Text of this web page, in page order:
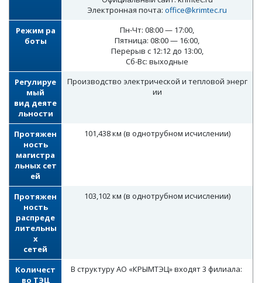
Электронная почта: office@krimtec.ru
Режим ра
боты
Пн-Чт: 08:00 — 17:00,
Пятница: 08:00 — 16:00,
Перерыв с 12:12 до 13:00,
Сб-Вс: выходные
Регулируе
мый
вид деяте
льности
Производство электрической и тепловой энерг
ии
Протяжен
ность
магистра
льных сет
ей
101,438 км (в однотрубном исчислении)
Протяжен
ность
распреде
лительны
х
сетей
103,102 км (в однотрубном исчислении)
Количест
во ТЭЦ
В структуру АО «КРЫМТЭЦ» входят 3 филиала: